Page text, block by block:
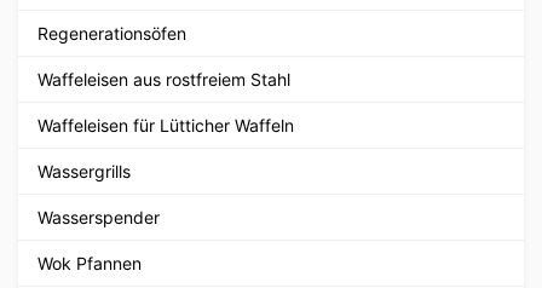
Regenerationsöfen
Waffeleisen aus rostfreiem Stahl
Waffeleisen für Lütticher Waffeln
Wassergrills
Wasserspender
Wok Pfannen